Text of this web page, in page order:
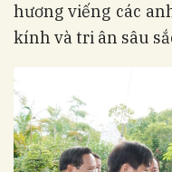
hương viếng các
kính và tri ân sâu